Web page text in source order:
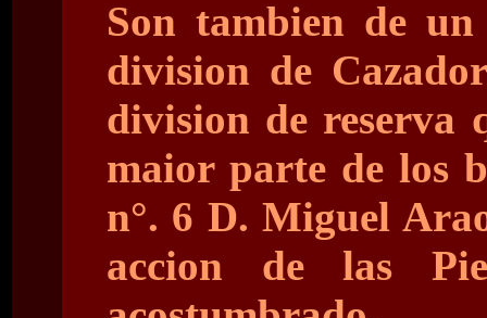
Son tambien de
division de
division de reserva
maior parte de los
n°. 6 D. Miguel
accion de las